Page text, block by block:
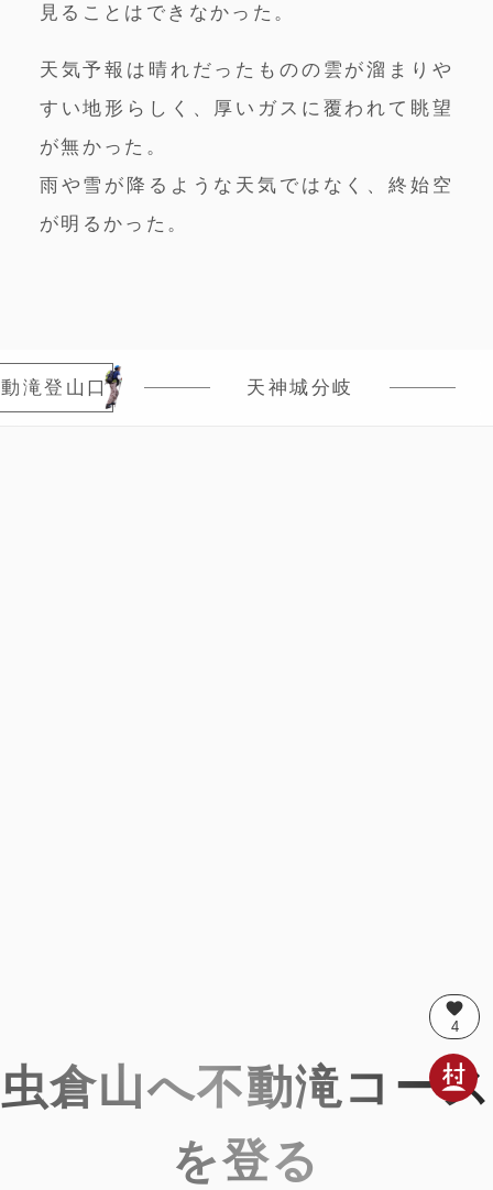
見ることはできなかった。
天気予報は晴れだったものの雲が溜まりや
すい地形らしく、厚いガスに覆われて眺望
が無かった。
雨や雪が降るような天気ではなく、終始空
が明るかった。
滝登山口 天神城分岐
虫倉山へ不動滝コース
を登る
favorite
4